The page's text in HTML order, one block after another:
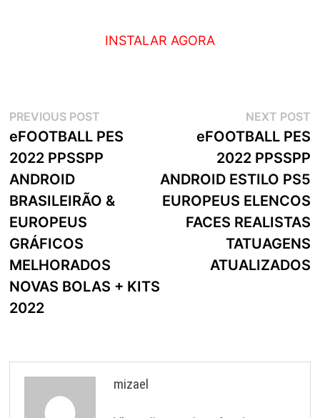
INSTALAR AGORA
Navegação
de
artigos
PREVIOUS POSTPrevious
post:
eFOOTBALL PES
2022 PPSSPP
ANDROID
BRASILEIRÃO &
EUROPEUS
GRÁFICOS
MELHORADOS
NOVAS BOLAS + KITS
2022
NEXT POST
eFOOTBALL PES
2022 PPSSPP
ANDROID ESTILO PS5
EUROPEUS ELENCOS
FACES REALISTAS
TATUAGENS
ATUALIZADOS
mizael